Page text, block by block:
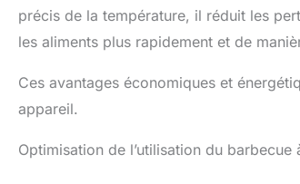
précis de la température, il réduit les
les aliments plus rapidement et de
Ces avantages économiques et
appareil.
Optimisation de l’utilisation du barbecue